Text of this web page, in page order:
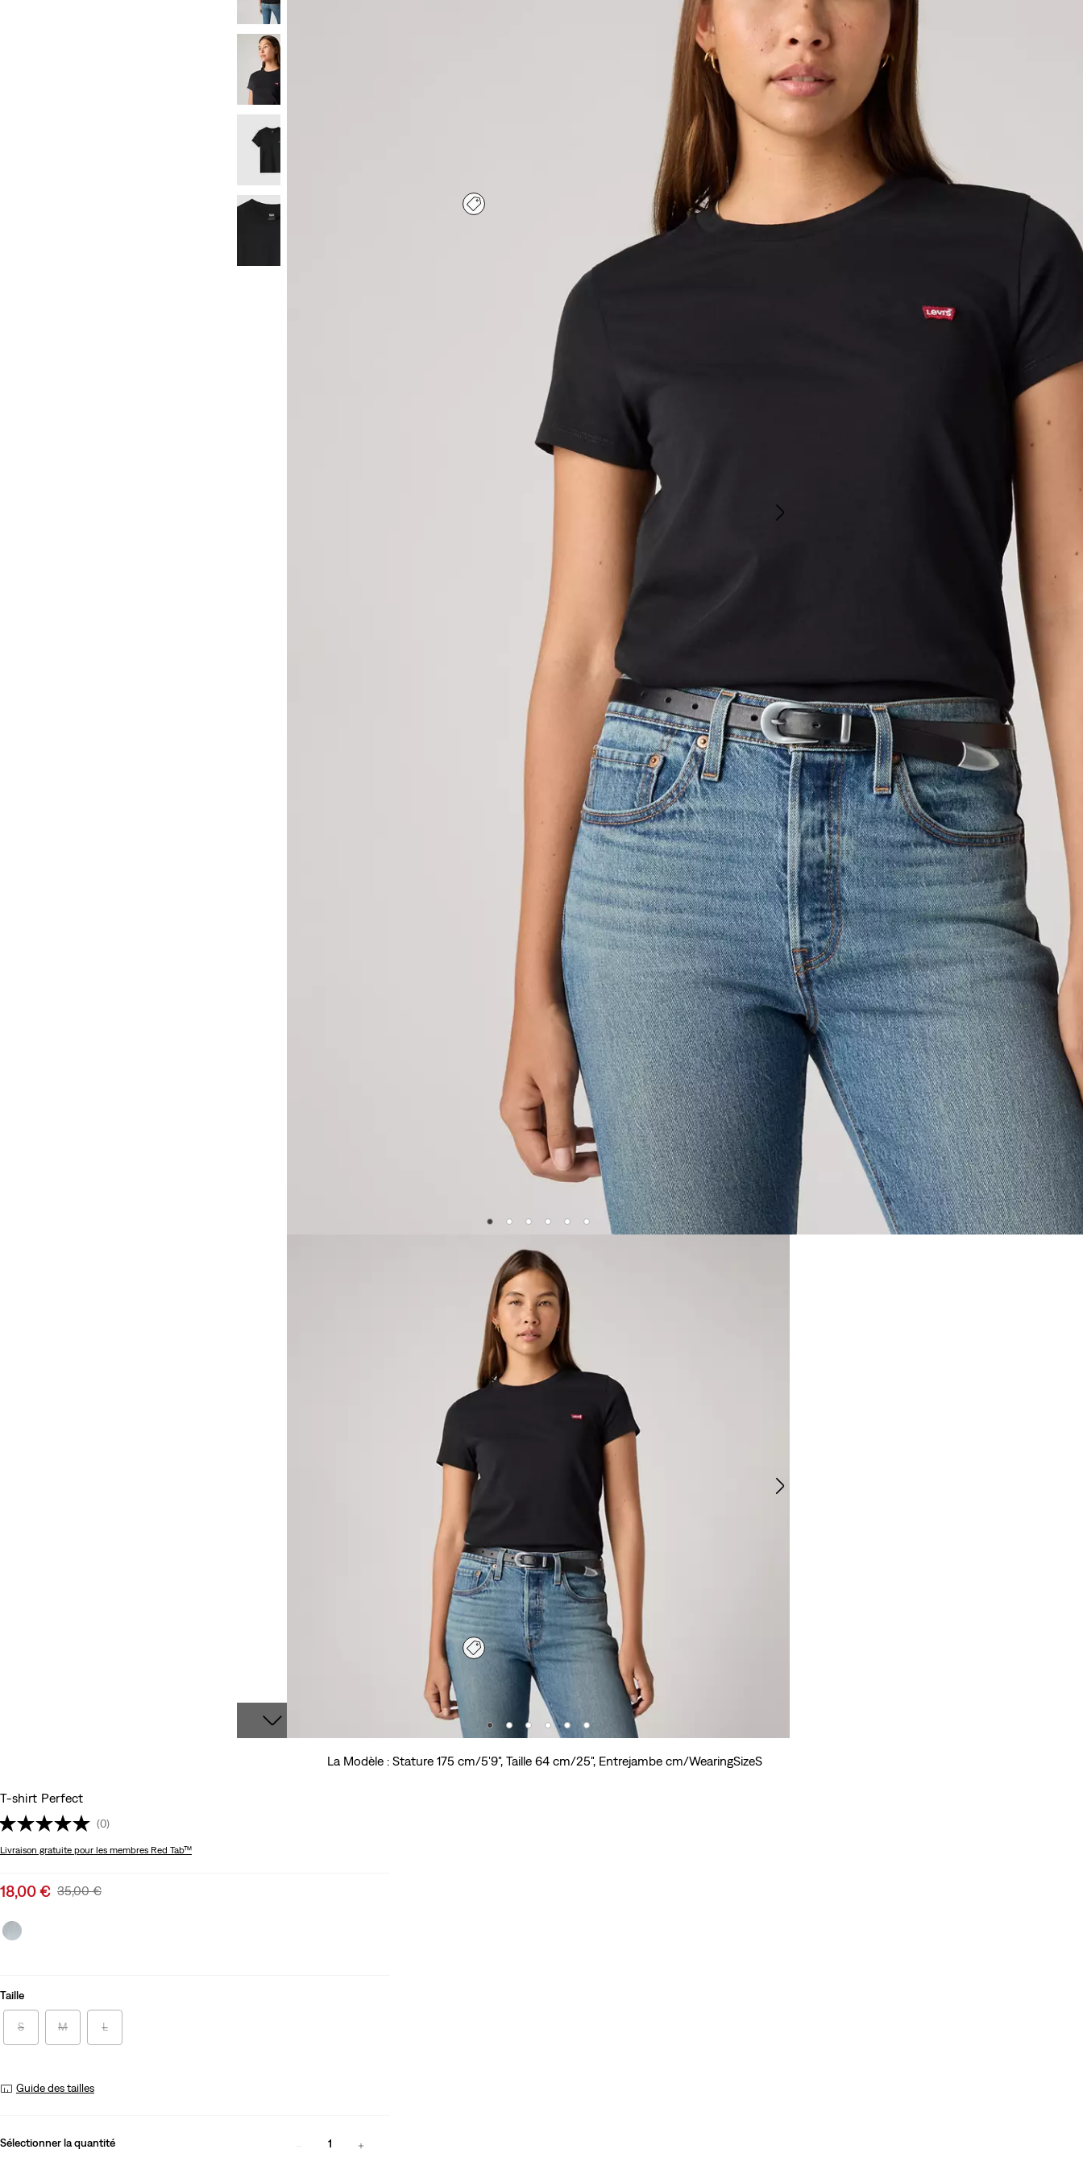
La Modèle : Stature 175 cm/5'9", Taille 64 cm/25", Entrejambe cm/WearingSizeS
T-shirt Perfect
(0)
Livraison gratuite pour les membres Red Tab™
Sale
is
18,00 € Original
35,00 €
Taille
S M L
Guide des tailles
Sélectionner la quantité 1